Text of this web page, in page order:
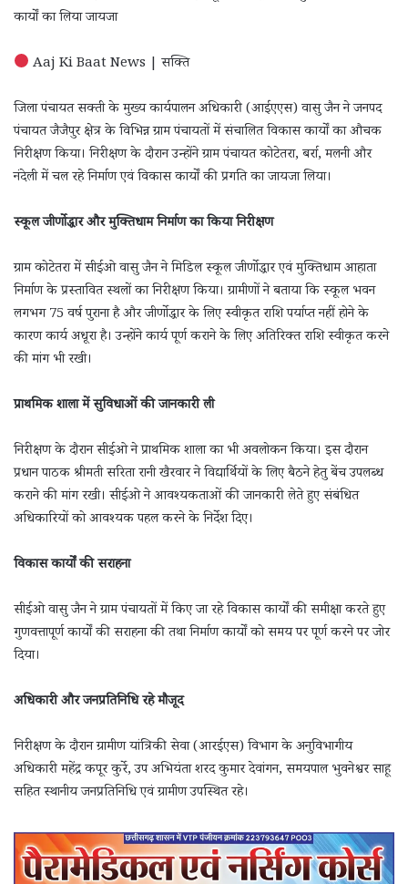
कार्यों का लिया जायजा
Aaj Ki Baat News | सक्ति
जिला पंचायत सक्ती के मुख्य कार्यपालन अधिकारी (आईएएस) वासु जैन ने जनपद
पंचायत जैजैपुर क्षेत्र के विभिन्न ग्राम पंचायतों में संचालित विकास कार्यों का औचक
निरीक्षण किया। निरीक्षण के दौरान उन्होंने ग्राम पंचायत कोटेतरा, बर्रा, मलनी और
नंदेली में चल रहे निर्माण एवं विकास कार्यों की प्रगति का जायजा लिया।
स्कूल जीर्णोद्धार और मुक्तिधाम निर्माण का किया निरीक्षण
ग्राम कोटेतरा में सीईओ वासु जैन ने मिडिल स्कूल जीर्णोद्धार एवं मुक्तिधाम आहाता
निर्माण के प्रस्तावित स्थलों का निरीक्षण किया। ग्रामीणों ने बताया कि स्कूल भवन
लगभग 75 वर्ष पुराना है और जीर्णोद्धार के लिए स्वीकृत राशि पर्याप्त नहीं होने के
कारण कार्य अधूरा है। उन्होंने कार्य पूर्ण कराने के लिए अतिरिक्त राशि स्वीकृत करने
की मांग भी रखी।
प्राथमिक शाला में सुविधाओं की जानकारी ली
निरीक्षण के दौरान सीईओ ने प्राथमिक शाला का भी अवलोकन किया। इस दौरान
प्रधान पाठक श्रीमती सरिता रानी खैरवार ने विद्यार्थियों के लिए बैठने हेतु बेंच उपलब्ध
कराने की मांग रखी। सीईओ ने आवश्यकताओं की जानकारी लेते हुए संबंधित
अधिकारियों को आवश्यक पहल करने के निर्देश दिए।
विकास कार्यों की सराहना
सीईओ वासु जैन ने ग्राम पंचायतों में किए जा रहे विकास कार्यों की समीक्षा करते हुए
गुणवत्तापूर्ण कार्यों की सराहना की तथा निर्माण कार्यों को समय पर पूर्ण करने पर जोर
दिया।
अधिकारी और जनप्रतिनिधि रहे मौजूद
निरीक्षण के दौरान ग्रामीण यांत्रिकी सेवा (आरईएस) विभाग के अनुविभागीय
अधिकारी महेंद्र कपूर कुर्रे, उप अभियंता शरद कुमार देवांगन, समयपाल भुवनेश्वर साहू
सहित स्थानीय जनप्रतिनिधि एवं ग्रामीण उपस्थित रहे।